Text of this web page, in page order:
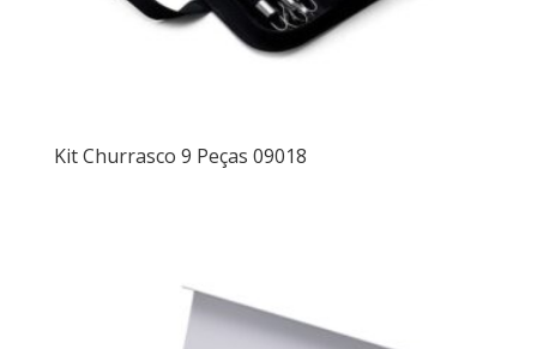
Kit Churrasco 9 Peças 09018